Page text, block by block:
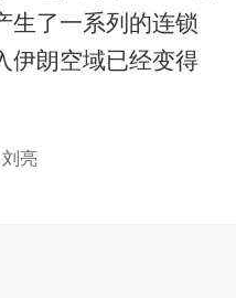
生了一系列的连锁
伊朗空域已经变得
亮